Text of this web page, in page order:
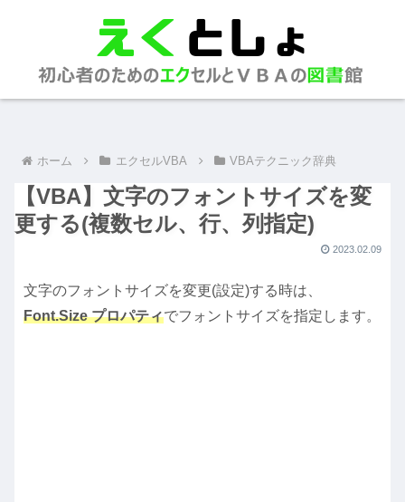
ホーム エクセルVBA VBAテクニック辞典
【VBA】文字のフォントサイズを変
更する(複数セル、行、列指定)
2023.02.09
文字のフォントサイズを変更(設定)する時は、
Font.Size プロパティでフォントサイズを指定します。